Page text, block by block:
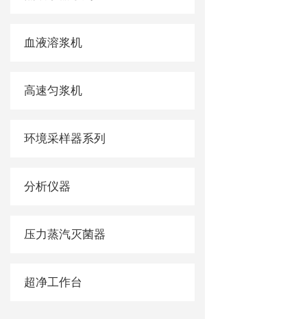
血液溶浆机
高速匀浆机
环境采样器系列
分析仪器
压力蒸汽灭菌器
超净工作台